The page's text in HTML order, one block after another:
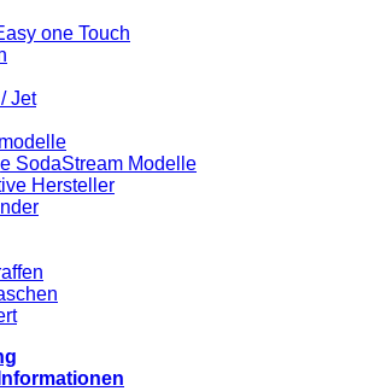
one Touch
Jet
SodaStream Modelle
Hersteller